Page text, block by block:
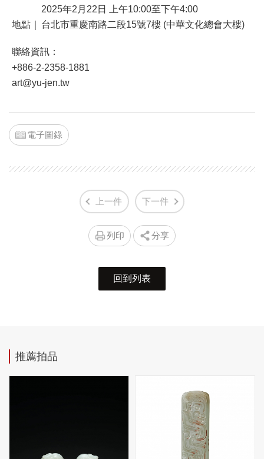
2025年2月22日 上午10:00至下午4:00
地點｜
台北市重慶南路二段15號7樓 (中華文化總會大樓)
聯絡資訊：
+886-2-2358-1881
art@yu-jen.tw
電子圖錄
上一件 下一件
列印 分享
回到列表
推薦拍品